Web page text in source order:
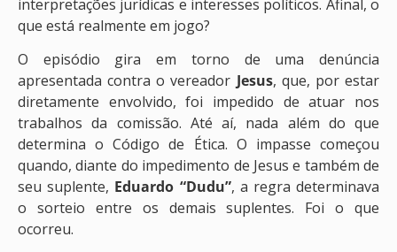
interpretações jurídicas e interesses políticos. Afinal, o
que está realmente em jogo?
O episódio gira em torno de uma denúncia
apresentada contra o vereador Jesus, que, por estar
diretamente envolvido, foi impedido de atuar nos
trabalhos da comissão. Até aí, nada além do que
determina o Código de Ética. O impasse começou
quando, diante do impedimento de Jesus e também de
seu suplente, Eduardo “Dudu”, a regra determinava
o sorteio entre os demais suplentes. Foi o que
ocorreu.